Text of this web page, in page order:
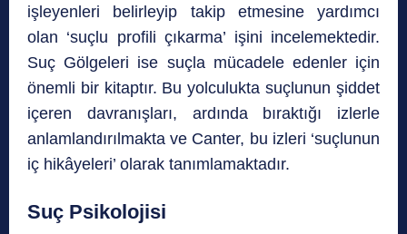
işleyenleri belirleyip takip etmesine yardımcı
olan ‘suçlu profili çıkarma’ işini incelemektedir.
Suç Gölgeleri ise suçla mücadele edenler için
önemli bir kitaptır. Bu yolculukta suçlunun şiddet
içeren davranışları, ardında bıraktığı izlerle
anlamlandırılmakta ve Canter, bu izleri ‘suçlunun
iç hikâyeleri’ olarak tanımlamaktadır.
Suç Psikolojisi